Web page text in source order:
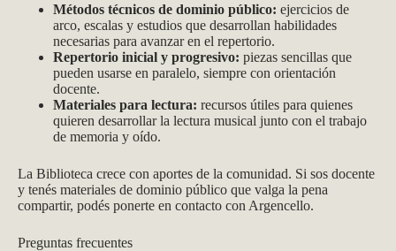
Métodos técnicos de dominio público: ejercicios de
arco, escalas y estudios que desarrollan habilidades
necesarias para avanzar en el repertorio.
Repertorio inicial y progresivo: piezas sencillas que
pueden usarse en paralelo, siempre con orientación
docente.
Materiales para lectura: recursos útiles para quienes
quieren desarrollar la lectura musical junto con el trabajo
de memoria y oído.
La Biblioteca crece con aportes de la comunidad. Si sos docente
y tenés materiales de dominio público que valga la pena
compartir, podés ponerte en contacto con Argencello.
Preguntas frecuentes